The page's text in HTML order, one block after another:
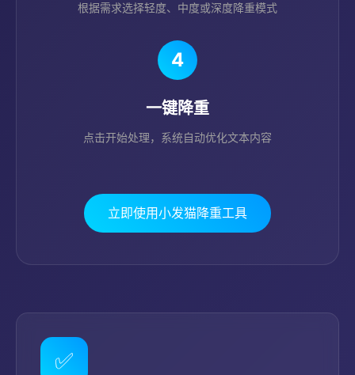
根据需求选择轻度、中度或深度降重模式
4
一键降重
点击开始处理，系统自动优化文本内容
立即使用小发猫降重工具
✅